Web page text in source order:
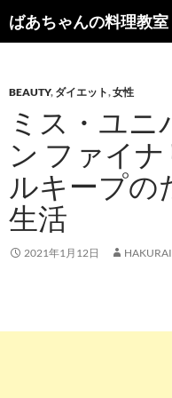
ン
ツ
プ
索
BEAUTY, ダイエット,女性
ミス・ユ
ン ファイ
ルキープの
生活
2021年1月12日